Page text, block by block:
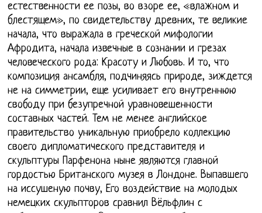
естественности ее позы, во взоре ее, «влажном и
блестящем», по свидетельству древних, те великие
начала, что выражала в греческой мифологии
Афродита, начала извечные в сознании и грезах
человеческого рода: Красоту и Любовь. И то, что
композиция ансамбля, подчиняясь природе, зиждется
не на симметрии, еще усиливает его внутреннюю
свободу при безупречной уравновешенности
составных частей. Тем не менее английское
правительство уникальную приобрело коллекцию
своего дипломатического представителя и
скульптуры Парфенона ныне являются главной
гордостью Британского музея в Лондоне. Выпавшего
на иссушеную почву, Его воздействие на молодых
немецких скульпторов сравнил Вёльфлин с